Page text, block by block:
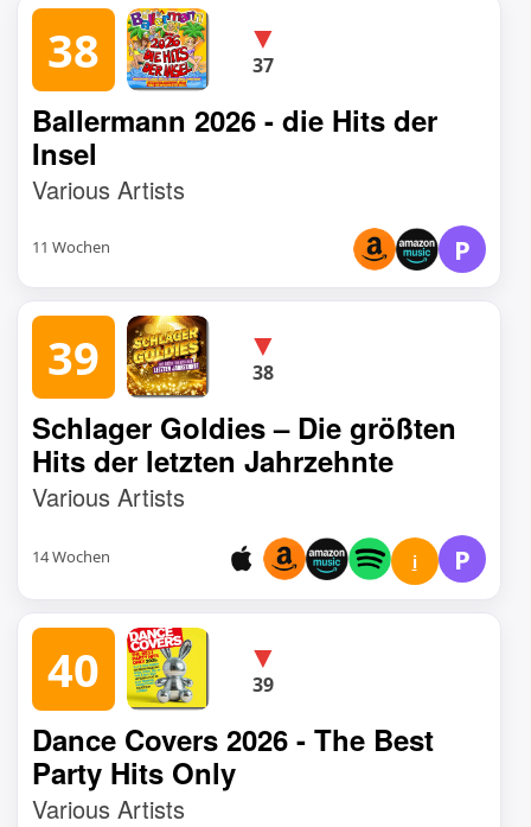
38 ▼
37
Ballermann 2026 - die Hits der
Insel
Various Artists
11 Wochen P
39 ▼
38
Schlager Goldies – Die größten
Hits der letzten Jahrzehnte
Various Artists
14 Wochen i P
40 ▼
39
Dance Covers 2026 - The Best
Party Hits Only
Various Artists